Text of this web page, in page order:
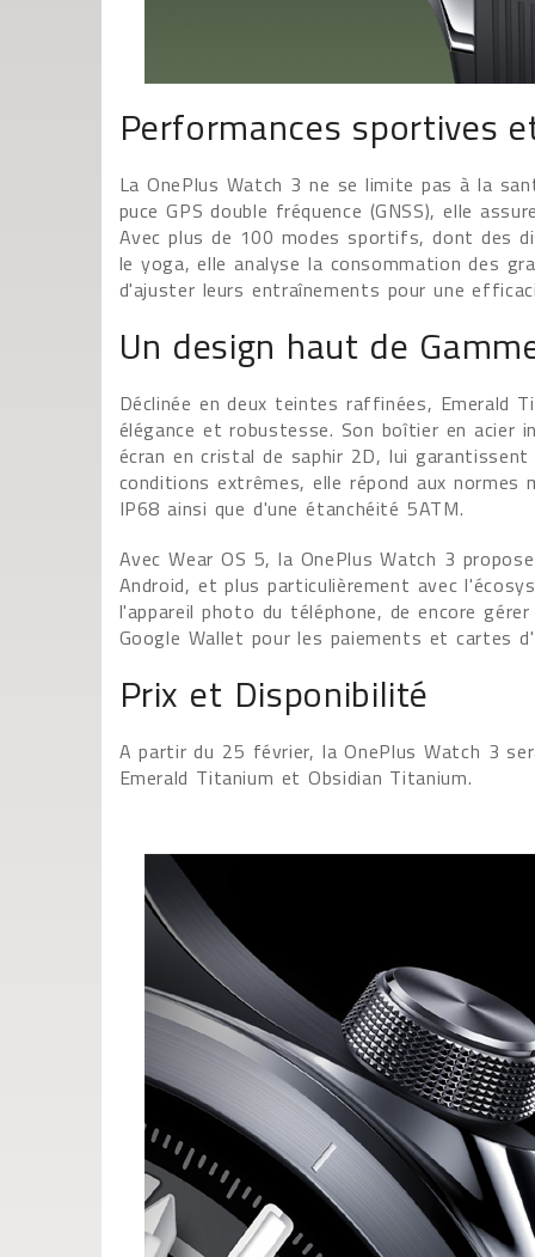
Performances sportives
La OnePlus Watch 3 ne se limite pas à la
puce GPS double fréquence (GNSS), elle
Avec plus de 100 modes sportifs, dont des
le yoga, elle analyse la consommation des
d'ajuster leurs entraînements pour une
Un design haut de
Déclinée en deux teintes raffinées, Emerald
élégance et robustesse. Son boîtier en acier
écran en cristal de saphir 2D, lui
conditions extrêmes, elle répond aux
IP68 ainsi que d'une étanchéité 5ATM.
Avec Wear OS 5, la OnePlus Watch 3
Android, et plus particulièrement avec
l'appareil photo du téléphone, de encore
Google Wallet pour les paiements et cartes
Prix et Disponibilité
A partir du 25 février, la OnePlus Watch 3
Emerald Titanium et Obsidian Titanium.